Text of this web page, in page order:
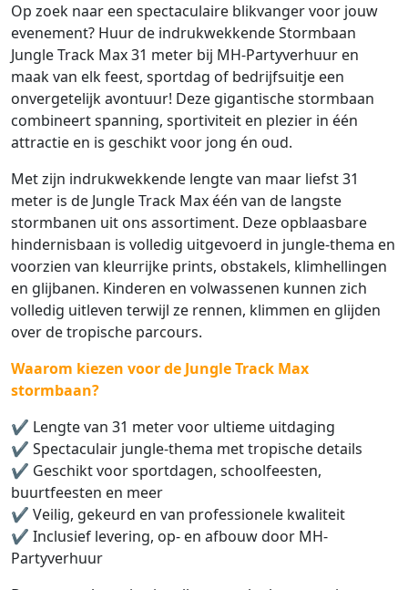
Op zoek naar een spectaculaire blikvanger voor jouw
evenement? Huur de indrukwekkende Stormbaan
Jungle Track Max 31 meter bij MH-Partyverhuur en
maak van elk feest, sportdag of bedrijfsuitje een
onvergetelijk avontuur! Deze gigantische stormbaan
combineert spanning, sportiviteit en plezier in één
attractie en is geschikt voor jong én oud.
Met zijn indrukwekkende lengte van maar liefst 31
meter is de Jungle Track Max één van de langste
stormbanen uit ons assortiment. Deze opblaasbare
hindernisbaan is volledig uitgevoerd in jungle-thema en
voorzien van kleurrijke prints, obstakels, klimhellingen
en glijbanen. Kinderen en volwassenen kunnen zich
volledig uitleven terwijl ze rennen, klimmen en glijden
over de tropische parcours.
Waarom kiezen voor de Jungle Track Max
stormbaan?
✔️ Lengte van 31 meter voor ultieme uitdaging
✔️ Spectaculair jungle-thema met tropische details
✔️ Geschikt voor sportdagen, schoolfeesten,
buurtfeesten en meer
✔️ Veilig, gekeurd en van professionele kwaliteit
✔️ Inclusief levering, op- en afbouw door MH-
Partyverhuur